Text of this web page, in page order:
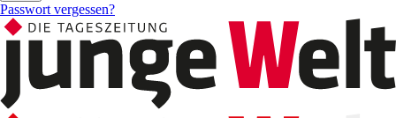
Passwort vergessen?